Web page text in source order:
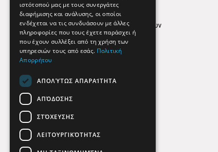
Όροι Χρήσης
Πολιτική προστασίας δεδομένων
Findhere
Social Media
ιστότοπού μας με τους συνεργάτες
διαφήμισης και ανάλυσης, οι οποίοι
ενδέχεται να τις συνδυάσουν με άλλες
πληροφορίες που τους έχετε παράσχει ή
που έχουν συλλέξει από τη χρήση των
υπηρεσιών τους από εσάς. Πολιτική
Απορρήτου
ΑΠΟΛΎΤΩΣ ΑΠΑΡΑΊΤΗΤΑ
ΑΠΌΔΟΣΗΣ
ΣΤΌΧΕΥΣΗΣ
ΛΕΙΤΟΥΡΓΙΚΌΤΗΤΑΣ